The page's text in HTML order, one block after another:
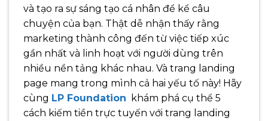
và tạo ra sự sáng tạo cá nhân để kể câu
chuyện của bạn. Thật dễ nhận thấy rằng
marketing thành công đến từ việc tiếp xúc
gần nhất và linh hoạt với người dùng trên
nhiều nền tảng khác nhau. Và trang landing
page mang trong mình cả hai yếu tố này! Hãy
cùng LP Foundation khám phá cụ thể 5
cách kiếm tiền trực tuyến với trang landing